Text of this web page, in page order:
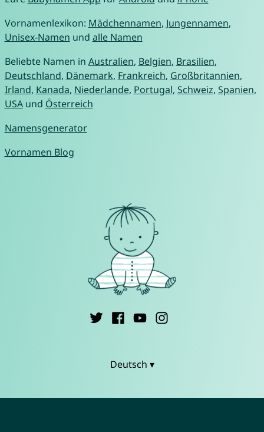
Vornamenlexikon: Mädchennamen, Jungennamen,
Unisex-Namen und alle Namen
Beliebte Namen in Australien, Belgien, Brasilien,
Deutschland, Dänemark, Frankreich, Großbritannien,
Irland, Kanada, Niederlande, Portugal, Schweiz, Spanien,
USAund Österreich
Namensgenerator
Vornamen Blog
Deutsch ▾